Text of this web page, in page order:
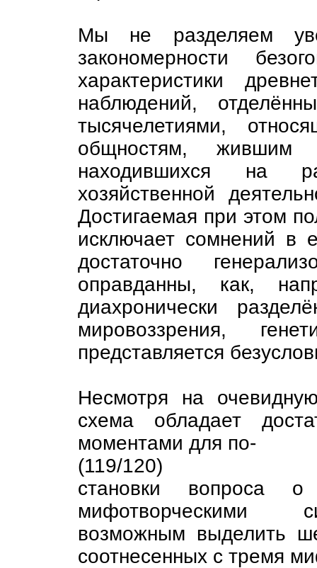
Мы не разделяем
закономерности
характеристики
наблюдений,
тысячелетиями,
общностям,
находившихся на
хозяйственной
Достигаемая при этом
исключает сомнений в
достаточно
оправданны, как,
диахронически
мировоззрения,
представляется
Несмотря на
схема обладает
моментами для по-
(119/120)
становки вопроса
мифотворческими
возможным выделить
соотнесенных с тремя